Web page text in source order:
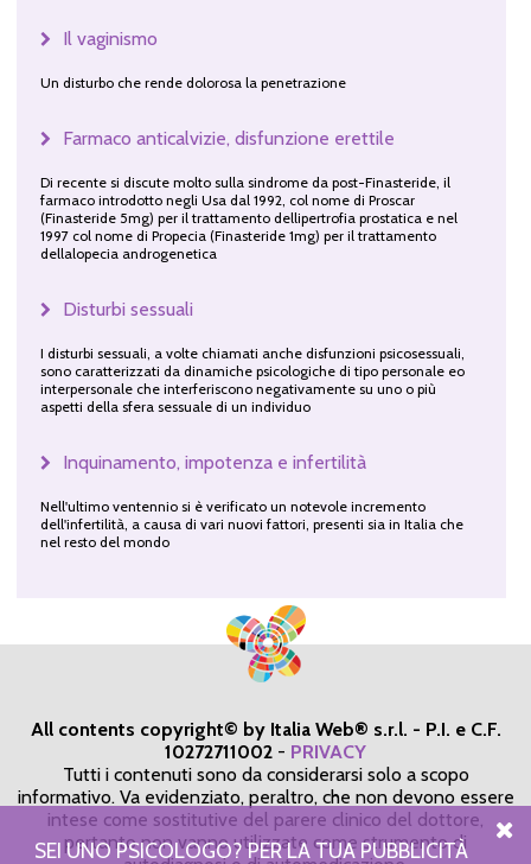
Il vaginismo
Un disturbo che rende dolorosa la penetrazione
Farmaco anticalvizie, disfunzione erettile
Di recente si discute molto sulla sindrome da post-Finasteride, il
farmaco introdotto negli Usa dal 1992, col nome di Proscar
(Finasteride 5mg) per il trattamento dellipertrofia prostatica e nel
1997 col nome di Propecia (Finasteride 1mg) per il trattamento
dellalopecia androgenetica
Disturbi sessuali
I disturbi sessuali, a volte chiamati anche disfunzioni psicosessuali,
sono caratterizzati da dinamiche psicologiche di tipo personale eo
interpersonale che interferiscono negativamente su uno o più
aspetti della sfera sessuale di un individuo
Inquinamento, impotenza e infertilità
Nell'ultimo ventennio si è verificato un notevole incremento
dell'infertilità, a causa di vari nuovi fattori, presenti sia in Italia che
nel resto del mondo
All contents copyright© by Italia Web® s.r.l. - P.I. e C.F.
10272711002 - PRIVACY
Tutti i contenuti sono da considerarsi solo a scopo
informativo. Va evidenziato, peraltro, che non devono essere
intese come sostitutive del parere clinico del dottore,
pertanto non vanno utilizzate come strumento di
SEI UNO PSICOLOGO? PER LA TUA PUBBLICITÀ